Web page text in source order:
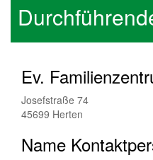
Ev.
Josefstraße 74
45699 Herten
Name